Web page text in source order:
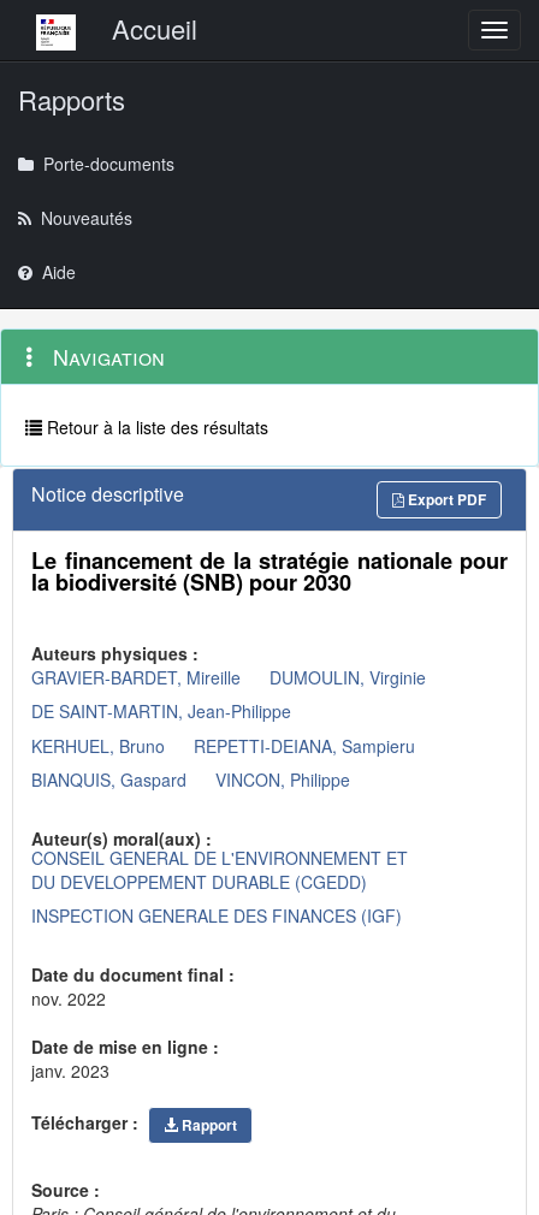
Menu principalAccueil
Rapports
Porte-documents
Nouveautés
Aide
Navigation
outils
Menu
contextuel
Navigation
Retour à la liste des résultats
Notice descriptive Export PDF
Le financement de la stratégie nationale pour
la biodiversité (SNB) pour 2030
Auteurs physiques :
GRAVIER-BARDET, Mireille
DUMOULIN, Virginie
DE SAINT-MARTIN, Jean-Philippe
KERHUEL, Bruno
REPETTI-DEIANA, Sampieru
BIANQUIS, Gaspard
VINCON, Philippe
Auteur(s) moral(aux) :
CONSEIL GENERAL DE L'ENVIRONNEMENT ET
DU DEVELOPPEMENT DURABLE (CGEDD)
INSPECTION GENERALE DES FINANCES (IGF)
Date du document final :
nov. 2022
Date de mise en ligne :
janv. 2023
Télécharger : Rapport
Source :